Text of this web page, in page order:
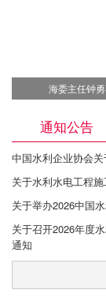
海委主任钟
通知公告
中国水利企业协会
关于水利水电工程
关于举办2026中国
关于召开2026年度
通知